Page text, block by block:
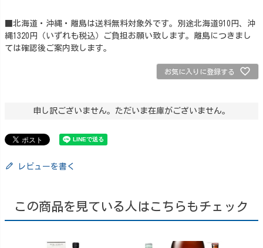
■北海道・沖縄・離島は送料無料対象外です。別途北海道910円、沖
縄1320円（いずれも税込）ご負担お願い致します。離島につきまし
ては確認後ご案内致します。
お気に入りに登録する
申し訳ございません。ただいま在庫がございません。
レビューを書く
この商品を見ている人はこちらもチェック